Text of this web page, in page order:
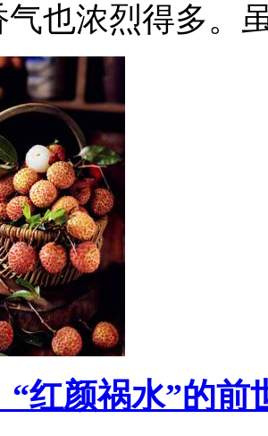
气也浓烈得多
“红颜祸水”的前